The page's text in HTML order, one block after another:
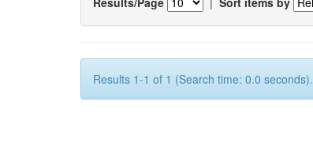
Results 1-1 of 1 (Search time: 0.0 seconds).